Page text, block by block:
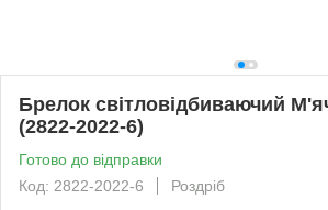
Брелок світловідбиваючий
(2822-2022-6)
Готово до відправки
Код: 2822-2022-6
Роздріб